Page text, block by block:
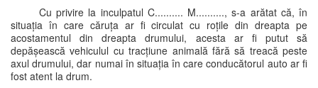
Cu privire la inculpatul C.......... M.........., s-a arătat că, în
situația în care căruța ar fi circulat cu roțile din dreapta pe
acostamentul din dreapta drumului, acesta ar fi putut să
depășească vehiculul cu tracțiune animală fără să treacă peste
axul drumului, dar numai în situația în care conducătorul auto ar fi
fost atent la drum.